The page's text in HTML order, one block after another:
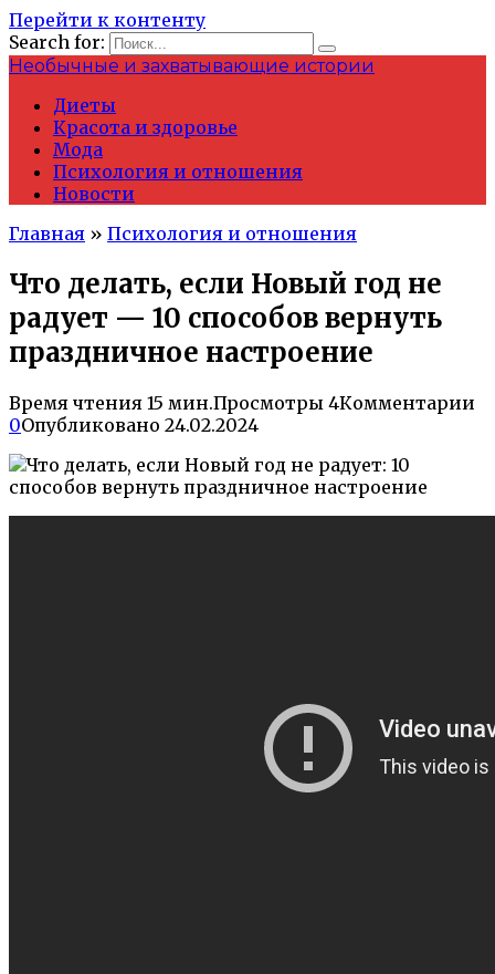
Перейти к контенту
Search for:
Необычные и захватывающие истории
Диеты
Красота и здоровье
Мода
Психология и отношения
Новости
Главная » Психология и отношения
Что делать, если Новый год не
радует — 10 способов вернуть
праздничное настроение
Время чтения 15 мин.Просмотры 4Комментарии
0Опубликовано 24.02.2024